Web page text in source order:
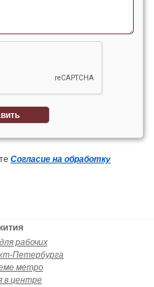
Согласие на обработку
рабочих
Петербурга
метро
в центре